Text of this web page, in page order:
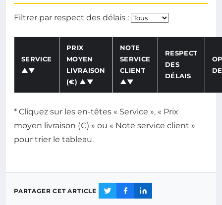
Filtrer par respect des délais :
SERVICE
▲▼
PRIX
MOYEN
LIVRAISON
(€) ▲▼
NOTE
SERVICE
CLIENT
▲▼
RESPECT
DES
DÉLAIS
* Cliquez sur les en-têtes « Service », « Prix
moyen livraison (€) » ou « Note service client »
pour trier le tableau.
PARTAGER CET ARTICLE